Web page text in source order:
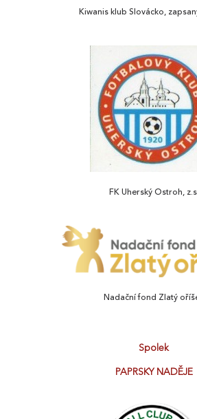
Kiwanis klub Slovácko,
FK Uherský Ostroh,
Nadační fond Zlatý
Spolek
PAPRSKY NADĚJE